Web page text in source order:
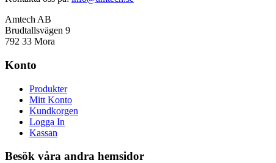
Amtech AB
Brudtallsvägen 9
792 33 Mora
Konto
Produkter
Mitt Konto
Kundkorgen
Logga In
Kassan
Besök våra andra hemsidor